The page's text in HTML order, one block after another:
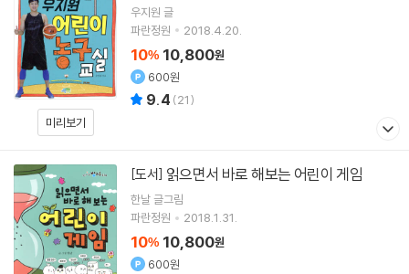
미리보기
우지원 글
파란정원
2018.4.20.
10% 10,800원
600원
9.4 (21)
[도서] 읽으면서 바로 해보는 어린이 게임
한날글그림
파란정원
2018.1.31.
10% 10,800원
600원